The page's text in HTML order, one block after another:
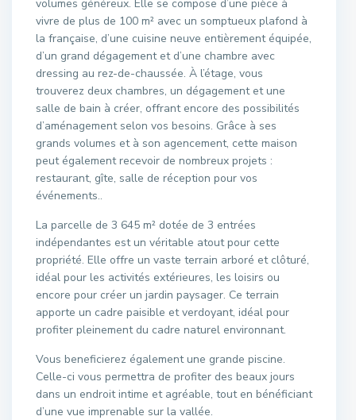
volumes généreux. Elle se compose d’une pièce à
vivre de plus de 100 m² avec un somptueux plafond à
la française, d’une cuisine neuve entièrement équipée,
d’un grand dégagement et d’une chambre avec
dressing au rez-de-chaussée. À l’étage, vous
trouverez deux chambres, un dégagement et une
salle de bain à créer, offrant encore des possibilités
d’aménagement selon vos besoins. Grâce à ses
grands volumes et à son agencement, cette maison
peut également recevoir de nombreux projets :
restaurant, gîte, salle de réception pour vos
événements..
La parcelle de 3 645 m² dotée de 3 entrées
indépendantes est un véritable atout pour cette
propriété. Elle offre un vaste terrain arboré et clôturé,
idéal pour les activités extérieures, les loisirs ou
encore pour créer un jardin paysager. Ce terrain
apporte un cadre paisible et verdoyant, idéal pour
profiter pleinement du cadre naturel environnant.
Vous beneficierez également une grande piscine.
Celle-ci vous permettra de profiter des beaux jours
dans un endroit intime et agréable, tout en bénéficiant
d’une vue imprenable sur la vallée.